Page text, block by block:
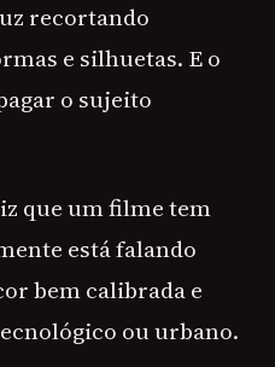
recortando
e silhuetas. E o
o sujeito
que um filme tem
está falando
bem calibrada e
ou urbano.